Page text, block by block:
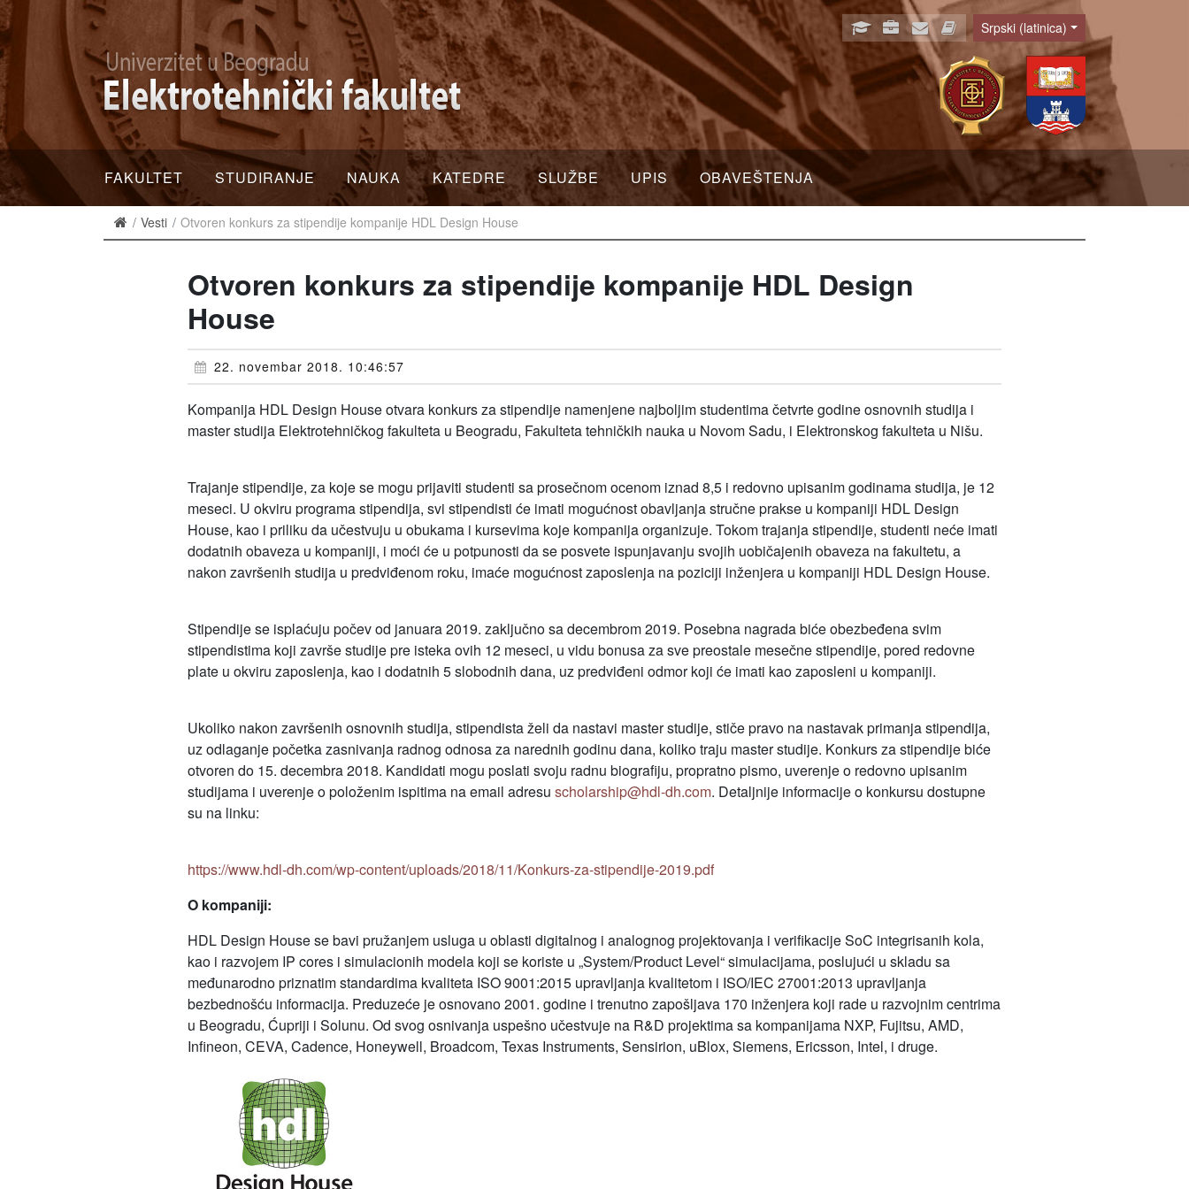
Language
Srpski (latinica)
FAKULTET STUDIRANJE NAUKA KATEDRE SLUŽBE UPIS OBAVEŠTENJA
Vesti Otvoren konkurs za stipendije kompanije HDL Design House
Otvoren konkurs za stipendije kompanije HDL Design
House
22. novembar 2018. 10:46:57
Kompanija HDL Design House otvara konkurs za stipendije namenjene najboljim studentima četvrte godine osnovnih studija i
master studija Elektrotehničkog fakulteta u Beogradu, Fakulteta tehničkih nauka u Novom Sadu, i Elektronskog fakulteta u Nišu.
Trajanje stipendije, za koje se mogu prijaviti studenti sa prosečnom ocenom iznad 8,5 i redovno upisanim godinama studija, je 12
meseci. U okviru programa stipendija, svi stipendisti će imati mogućnost obavljanja stručne prakse u kompaniji HDL Design
House, kao i priliku da učestvuju u obukama i kursevima koje kompanija organizuje. Tokom trajanja stipendije, studenti neće imati
dodatnih obaveza u kompaniji, i moći će u potpunosti da se posvete ispunjavanju svojih uobičajenih obaveza na fakultetu, a
nakon završenih studija u predviđenom roku, imaće mogućnost zaposlenja na poziciji inženjera u kompaniji HDL Design House.
Stipendije se isplaćuju počev od januara 2019. zaključno sa decembrom 2019. Posebna nagrada biće obezbeđena svim
stipendistima koji završe studije pre isteka ovih 12 meseci, u vidu bonusa za sve preostale mesečne stipendije, pored redovne
plate u okviru zaposlenja, kao i dodatnih 5 slobodnih dana, uz predviđeni odmor koji će imati kao zaposleni u kompaniji.
Ukoliko nakon završenih osnovnih studija, stipendista želi da nastavi master studije, stiče pravo na nastavak primanja stipendija,
uz odlaganje početka zasnivanja radnog odnosa za narednih godinu dana, koliko traju master studije. Konkurs za stipendije biće
otvoren do 15. decembra 2018. Kandidati mogu poslati svoju radnu biografiju, propratno pismo, uverenje o redovno upisanim
studijama i uverenje o položenim ispitima na email adresu scholarship@hdl-dh.com. Detaljnije informacije o konkursu dostupne
su na linku:
https://www.hdl-dh.com/wp-content/uploads/2018/11/Konkurs-za-stipendije-2019.pdf
O kompaniji:
HDL Design House se bavi pružanjem usluga u oblasti digitalnog i analognog projektovanja i verifikacije SoC integrisanih kola,
kao i razvojem IP cores i simulacionih modela koji se koriste u „System/Product Level“ simulacijama, poslujući u skladu sa
međunarodno priznatim standardima kvaliteta ISO 9001:2015 upravljanja kvalitetom i ISO/IEC 27001:2013 upravljanja
bezbednošću informacija. Preduzeće je osnovano 2001. godine i trenutno zapošljava 170 inženjera koji rade u razvojnim centrima
u Beogradu, Ćupriji i Solunu. Od svog osnivanja uspešno učestvuje na R&D projektima sa kompanijama NXP, Fujitsu, AMD,
Infineon, CEVA, Cadence, Honeywell, Broadcom, Texas Instruments, Sensirion, uBlox, Siemens, Ericsson, Intel, i druge.